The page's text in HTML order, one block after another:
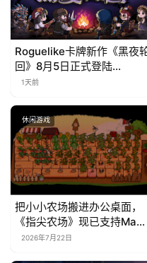
Roguelike卡牌新作《黑夜
回》8月5日正式登陆
Steam，首发9折优惠开启
1天前
休闲游戏
把小小农场搬进办公桌面，
《指尖农场》现已支持Mac
系统！
2026年7月22日